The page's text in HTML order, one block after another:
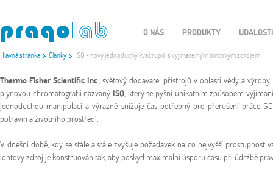
Hlavná stránka Články ISQ - nový jednoduchý kvadrupól s vyjímatelným iontovým zdrojem
O NÁS PRODUKTY UDALOSTI
Thermo Fisher Scientific Inc., světový dodavatel přístrojů v oblasti vědy a
plynovou chromatografii nazvaný ISQ, který se pyšní unikátním způsobem
jednoduchou manipulaci a výrazně snižuje čas potřebný pro přerušení práce
potravin a životního prostředí.
V dnešní době, kdy se stále a stále zvyšuje požadavek na co nejvyšší
iontový zdroj je konstruován tak, aby poskytl maximální úsporu času při údržbě